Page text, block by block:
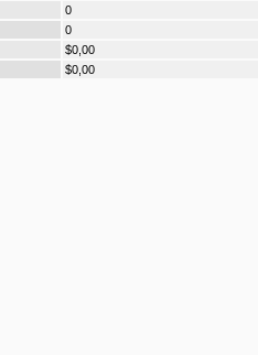
0
0
$0,00
$0,00